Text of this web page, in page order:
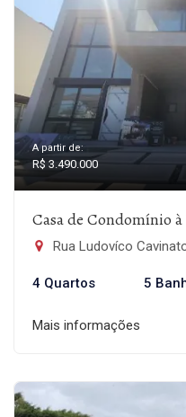
A partir de:
R$ 3.490.000
Casa de Condomínio
Rua Ludovíco Cavinato, 54 -
4 Quartos 5
Mais informações